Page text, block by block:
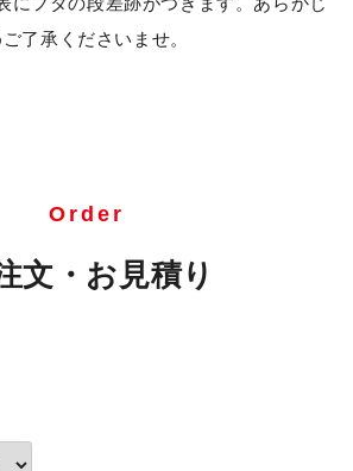
了承くださいませ。
Order
文・お見積り